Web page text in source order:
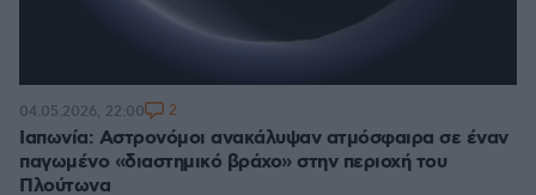
Ιαπωνία: Αστρονόμοι ανακάλυψαν ατμόσφαιρα σε έναν
παγωμένο «διαστημικό βράχο» στην περιοχή του
Πλούτωνα
04.05.2026, 22:00 2